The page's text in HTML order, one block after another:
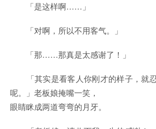
「是这样啊……」
「对啊，所以不用客气。」
「那……那真是太感谢了！」
「其实是看客人你刚才的样子，就
呢。」老板娘掩嘴一笑，
眼睛眯成两道弯弯的月牙。